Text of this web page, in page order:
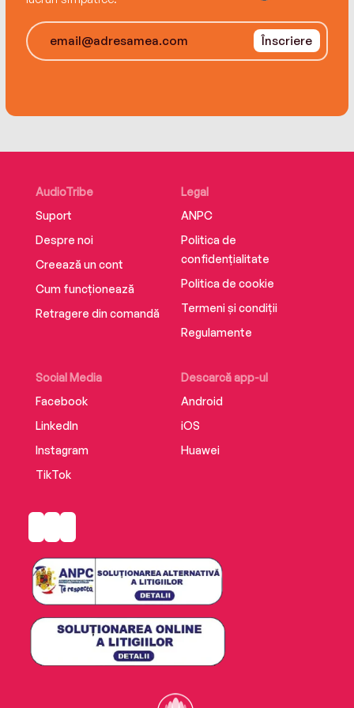
Înscriere
AudioTribe
Suport
Despre noi
Creează un cont
Cum funcționează
Retragere din comandă
Social Media
Facebook
LinkedIn
Instagram
TikTok
Descarcă app-ul
Android
iOS
Huawei
Legal
ANPC
Politica de
confidențialitate
Politica de cookie
Termeni și condiții
Regulamente